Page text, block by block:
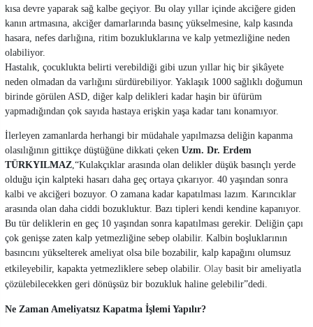
kısa devre yaparak sağ kalbe geçiyor. Bu olay yıllar içinde akciğere giden
kanın artmasına, akciğer damarlarında basınç yükselmesine, kalp kasında
hasara, nefes darlığına, ritim bozukluklarına ve kalp yetmezliğine neden
olabiliyor.
Hastalık, çocuklukta belirti verebildiği gibi uzun yıllar hiç bir şikâyete
neden olmadan da varlığını sürdürebiliyor. Yaklaşık 1000 sağlıklı doğumun
birinde görülen ASD, diğer kalp delikleri kadar haşin bir üfürüm
yapmadığından çok sayıda hastaya erişkin yaşa kadar tanı konamıyor.
İlerleyen zamanlarda herhangi bir müdahale yapılmazsa deliğin kapanma
olasılığının gittikçe düştüğüne dikkati çeken Uzm. Dr. Erdem
TÜRKYILMAZ ,“Kulakçıklar arasında olan delikler düşük basınçlı yerde
olduğu için kalpteki hasarı daha geç ortaya çıkarıyor. 40 yaşından sonra
kalbi ve akciğeri bozuyor. O zamana kadar kapatılması lazım. Karıncıklar
arasında olan daha ciddi bozukluktur. Bazı tipleri kendi kendine kapanıyor.
Bu tür deliklerin en geç 10 yaşından sonra kapatılması gerekir. Deliğin çapı
çok genişse zaten kalp yetmezliğine sebep olabilir. Kalbin boşluklarının
basıncını yükselterek ameliyat olsa bile bozabilir, kalp kapağını olumsuz
etkileyebilir, kapakta yetmezliklere sebep olabilir. Olay basit bir ameliyatla
çözülebilecekken geri dönüşsüz bir bozukluk haline gelebilir”dedi.
Ne Zaman Ameliyatsız Kapatma İşlemi Yapılır?